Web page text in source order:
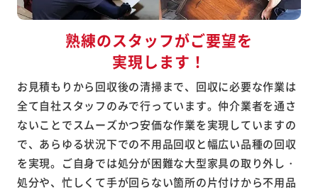
熟練のスタッフがご要望を
実現します！
お見積もりから回収後の清掃まで、回収に必要な作業は
全て自社スタッフのみで行っています。仲介業者を通さ
ないことでスムーズかつ安価な作業を実現していますの
で、あらゆる状況下での不用品回収と幅広い品種の回収
を実現。ご自身では処分が困難な大型家具の取り外し・
処分や、忙しくて手が回らない箇所の片付けから不用品